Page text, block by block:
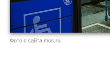
Фото с сайта mos.ru